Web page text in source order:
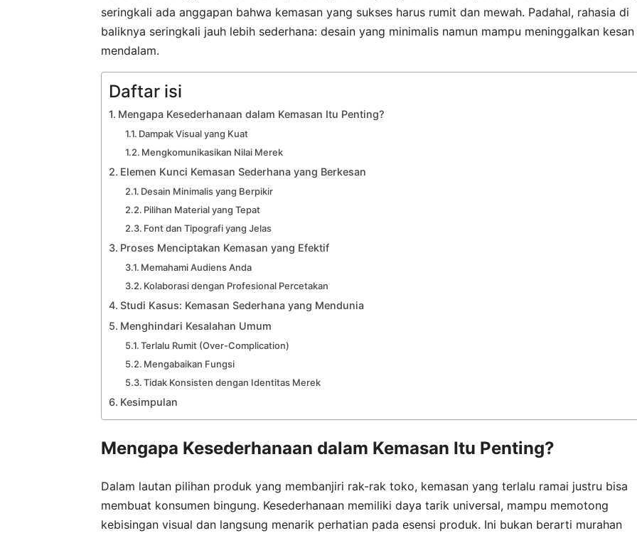
seringkali ada anggapan bahwa kemasan yang sukses harus rumit dan mewah. Padahal, rahasia di
baliknya seringkali jauh lebih sederhana: desain yang minimalis namun mampu meninggalkan kesan
mendalam.
Daftar isi
Mengapa Kesederhanaan dalam Kemasan Itu Penting?
Dampak Visual yang Kuat
Mengkomunikasikan Nilai Merek
Elemen Kunci Kemasan Sederhana yang Berkesan
Desain Minimalis yang Berpikir
Pilihan Material yang Tepat
Font dan Tipografi yang Jelas
Proses Menciptakan Kemasan yang Efektif
Memahami Audiens Anda
Kolaborasi dengan Profesional Percetakan
Studi Kasus: Kemasan Sederhana yang Mendunia
Menghindari Kesalahan Umum
Terlalu Rumit (Over-Complication)
Mengabaikan Fungsi
Tidak Konsisten dengan Identitas Merek
Kesimpulan
Mengapa Kesederhanaan dalam Kemasan Itu Penting?
Dalam lautan pilihan produk yang membanjiri rak-rak toko, kemasan yang terlalu ramai justru bisa
membuat konsumen bingung. Kesederhanaan memiliki daya tarik universal, mampu memotong
kebisingan visual dan langsung menarik perhatian pada esensi produk. Ini bukan berarti murahan